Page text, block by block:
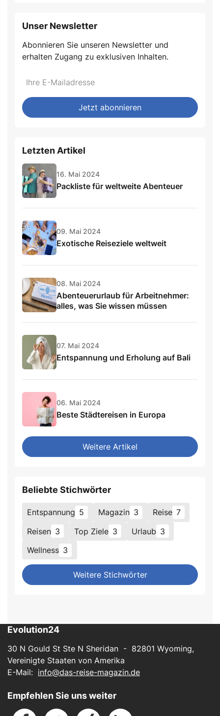
Unser Newsletter
Abonnieren Sie unseren Newsletter und
erhalten Zugang zu exklusiven Inhalten.
Jetzt abonnieren
Letzten Artikel
16. Mai 2024
Packliste für weltweite Abenteuer
09. Mai 2024
Exotische Reiseziele weltweit
08. Mai 2024
Abenteuerurlaub für Arbeitnehmer:
alles, was Sie wissen müssen
07. Mai 2024
Entspannung und Erholung auf Bali
06. Mai 2024
Beste Städtereisen in Europa
Weitere Artikel
Beliebte Stichwörter
Entspannung 5 Magazin 3 Reise 7
Reisen 3 Top Ziele 3 Urlaub 3
Wellness 3
Weitere Stichwörter
Evolution24
30 N Gould St Ste N Sheridan - 82801 Wyoming,
Vereinigte Staaten von Amerika
E-Mail: info@das-reise-magazin.de
Empfehlen Sie uns weiter